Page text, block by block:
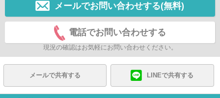
メールでお問い合わせする(無料)
電話でお問い合わせする
現況の確認はお気軽にお問い合わせください。
メールで共有する LINEで共有する